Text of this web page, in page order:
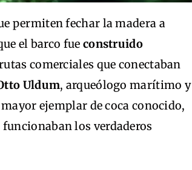
permiten fechar la madera a
el barco fue construido
comerciales que conectaban
Uldum, arqueólogo marítimo y
ejemplar de coca conocido,
los verdaderos